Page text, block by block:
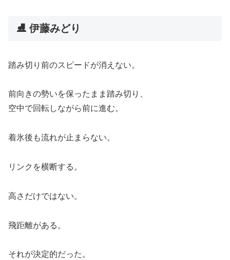
⛸️ 伊藤みどり
踏み切り前のスピードが消えない。
前向きの勢いを保ったまま踏み切り、
空中で回転しながら前に進む。
着氷後も流れが止まらない。
リンクを横断する。
高さだけではない。
飛距離がある。
それが決定的だった。